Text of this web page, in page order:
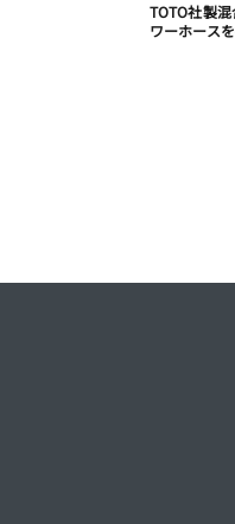
TOTO社製
ワーホース